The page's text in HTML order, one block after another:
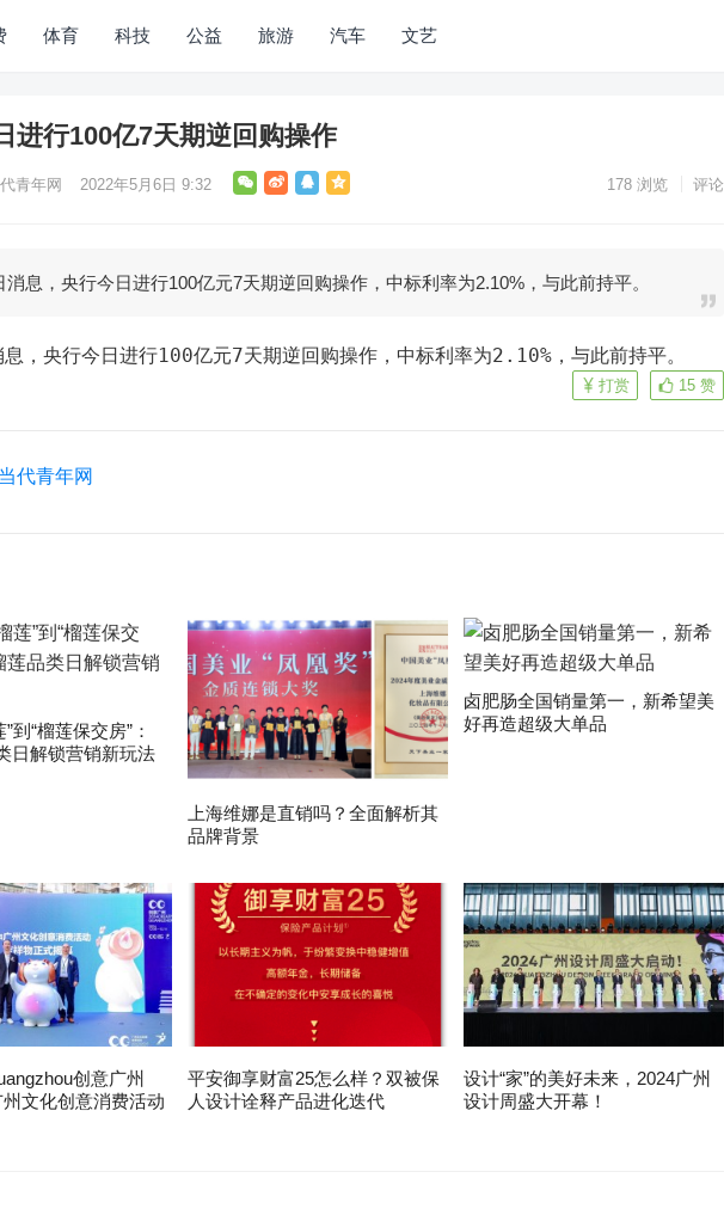
体育 科技 公益 旅游 汽车 文艺
进行100亿7天期逆回购操作
青年网 2022年5月6日 9:32 178 浏览 评论
消息，央行今日进行100亿元7天期逆回购操作，中标利率为2.10%，与此前持平。
，央行今日进行100亿元7天期逆回购操作，中标利率为2.10%，与此前持平。
15 赞
打赏
当代青年网
到“榴莲保交房”：
日解锁营销新玩法
上海维娜是直销吗？全面解析其
品牌背景
卤肥肠全国销量第一，新希望美
好再造超级大单品
创意广州
文化创意消费活动
平安御享财富25怎么样？双被保
人设计诠释产品进化迭代
设计“家”的美好未来，2024广州
设计周盛大开幕！